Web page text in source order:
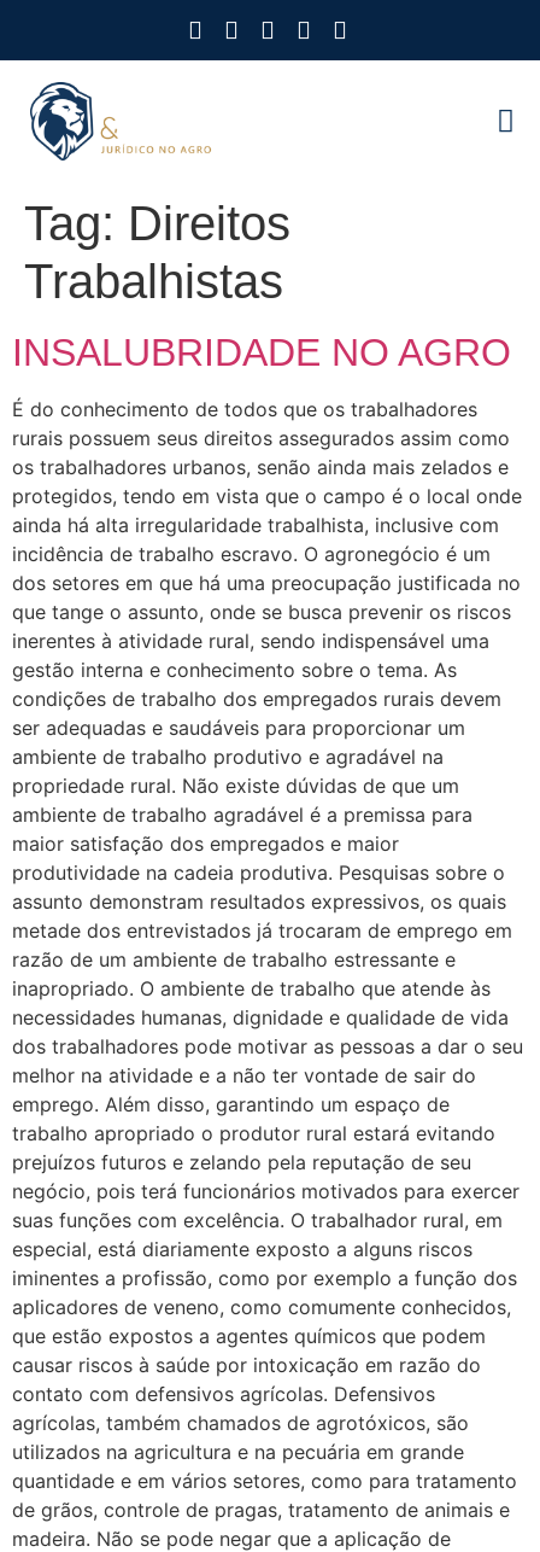
Tag: Direitos
Trabalhistas
INSALUBRIDADE NO AGRO
É do conhecimento de todos que os trabalhadores
rurais possuem seus direitos assegurados assim como
os trabalhadores urbanos, senão ainda mais zelados e
protegidos, tendo em vista que o campo é o local onde
ainda há alta irregularidade trabalhista, inclusive com
incidência de trabalho escravo. O agronegócio é um
dos setores em que há uma preocupação justificada no
que tange o assunto, onde se busca prevenir os riscos
inerentes à atividade rural, sendo indispensável uma
gestão interna e conhecimento sobre o tema. As
condições de trabalho dos empregados rurais devem
ser adequadas e saudáveis para proporcionar um
ambiente de trabalho produtivo e agradável na
propriedade rural. Não existe dúvidas de que um
ambiente de trabalho agradável é a premissa para
maior satisfação dos empregados e maior
produtividade na cadeia produtiva. Pesquisas sobre o
assunto demonstram resultados expressivos, os quais
metade dos entrevistados já trocaram de emprego em
razão de um ambiente de trabalho estressante e
inapropriado. O ambiente de trabalho que atende às
necessidades humanas, dignidade e qualidade de vida
dos trabalhadores pode motivar as pessoas a dar o seu
melhor na atividade e a não ter vontade de sair do
emprego. Além disso, garantindo um espaço de
trabalho apropriado o produtor rural estará evitando
prejuízos futuros e zelando pela reputação de seu
negócio, pois terá funcionários motivados para exercer
suas funções com excelência. O trabalhador rural, em
especial, está diariamente exposto a alguns riscos
iminentes a profissão, como por exemplo a função dos
aplicadores de veneno, como comumente conhecidos,
que estão expostos a agentes químicos que podem
causar riscos à saúde por intoxicação em razão do
contato com defensivos agrícolas. Defensivos
agrícolas, também chamados de agrotóxicos, são
utilizados na agricultura e na pecuária em grande
quantidade e em vários setores, como para tratamento
de grãos, controle de pragas, tratamento de animais e
madeira. Não se pode negar que a aplicação de